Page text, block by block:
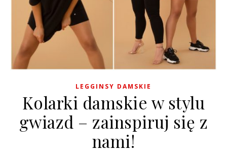
LEGGINSY DAMSKIE
Kolarki damskie w stylu
gwiazd – zainspiruj się z
nami!